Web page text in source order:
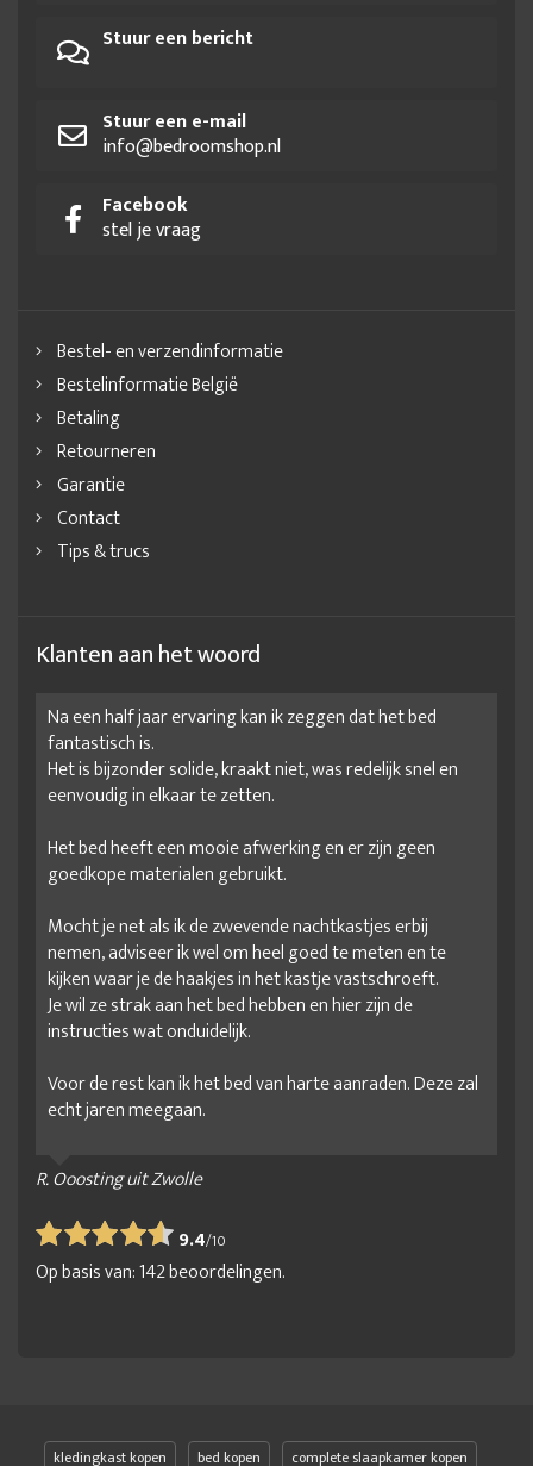
Stuur een bericht
Stuur een e-mail
info@bedroomshop.nl
Facebook
stel je vraag
Bestel- en verzendinformatie
Bestelinformatie België
Betaling
Retourneren
Garantie
Contact
Tips & trucs
Klanten aan het woord
Na een half jaar ervaring kan ik zeggen dat het bed
fantastisch is.
Het is bijzonder solide, kraakt niet, was redelijk snel en
eenvoudig in elkaar te zetten.
Het bed heeft een mooie afwerking en er zijn geen
goedkope materialen gebruikt.
Mocht je net als ik de zwevende nachtkastjes erbij
nemen, adviseer ik wel om heel goed te meten en te
kijken waar je de haakjes in het kastje vastschroeft.
Je wil ze strak aan het bed hebben en hier zijn de
instructies wat onduidelijk.
Voor de rest kan ik het bed van harte aanraden. Deze zal
echt jaren meegaan.
R. Ooosting uit Zwolle
9.4/10
Op basis van:142beoordelingen.
kledingkast kopen bed kopen complete slaapkamer kopen